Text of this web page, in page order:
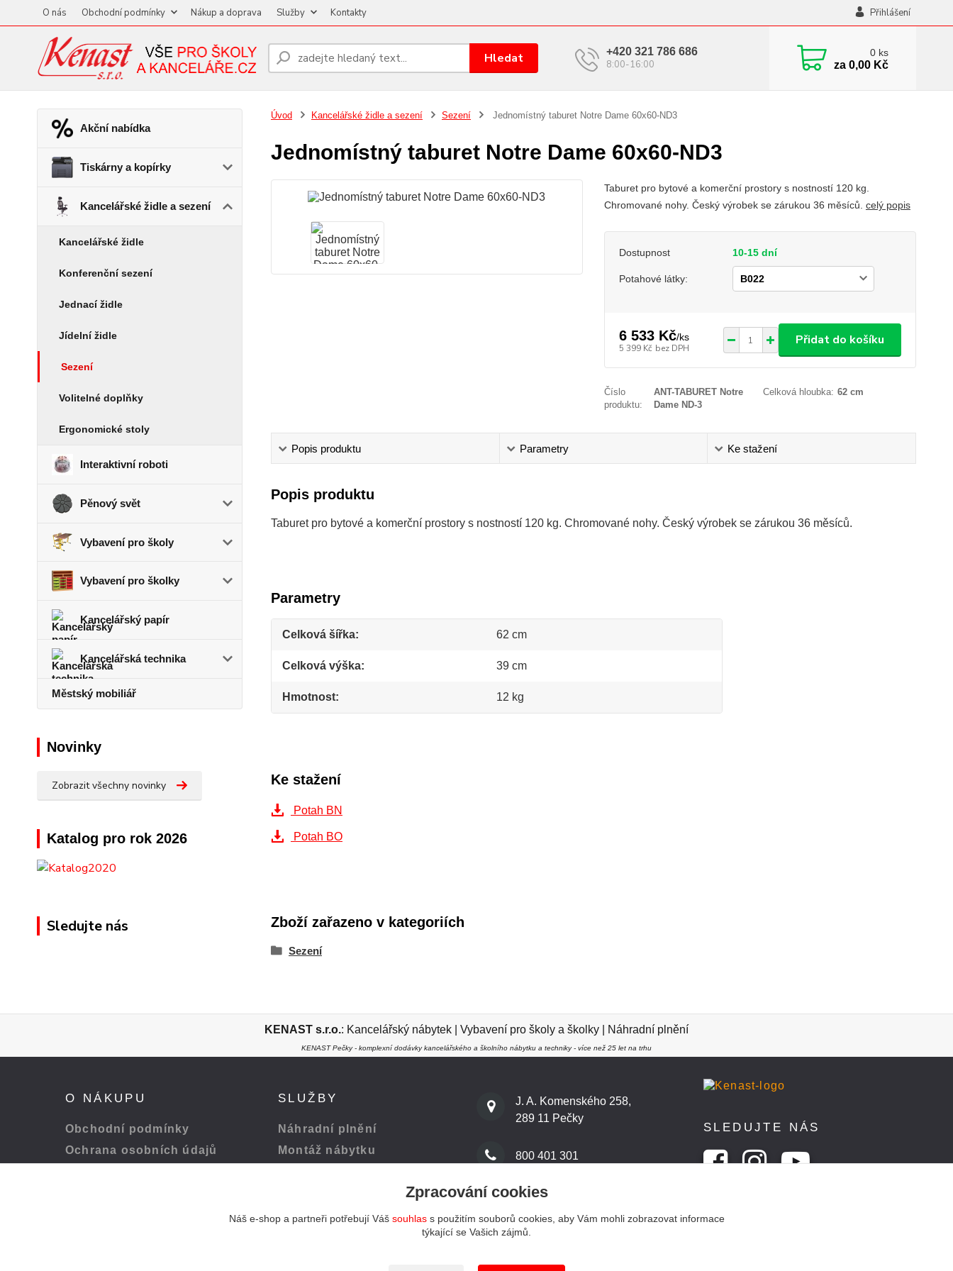
O nás Obchodní podmínky Nákup a doprava Služby Kontakty Přihlášení
Hledat +420 321 786 686
8:00-16:00
0 ks
za 0,00 Kč
Akční nabídka
Tiskárny a kopírky
Kancelářské židle a sezení
Kancelářské židle
Konferenční sezení
Jednací židle
Jídelní židle
Sezení
Volitelné doplňky
Ergonomické stoly
Interaktivní roboti
Pěnový svět
Vybavení pro školy
Vybavení pro školky
Kancelářský papír
Kancelářská technika
Městský mobiliář
Novinky
Zobrazit všechny novinky
Katalog pro rok 2026
Sledujte nás
Úvod Kancelářské židle a sezení Sezení Jednomístný taburet Notre Dame 60x60-ND3
Jednomístný taburet Notre Dame 60x60-ND3
Taburet pro bytové a komerční prostory s nostností 120 kg.
Chromované nohy. Český výrobek se zárukou 36 měsíců. celý popis
Dostupnost 10-15 dní
Potahové látky:
6 533 Kč/ks
5 399 Kč bez DPH
Přidat do košíku
Číslo
produktu:
ANT-TABURET Notre
Dame ND-3
Celková hloubka: 62 cm
Popis produktu Parametry Ke stažení
Popis produktu
Taburet pro bytové a komerční prostory s nostností 120 kg. Chromované nohy. Český výrobek se zárukou 36 měsíců.
Parametry
Celková šířka 62 cm
Celková výška 39 cm
Hmotnost 12 kg
Ke stažení
Potah BN
Potah BO
Zboží zařazeno v kategoriích
Sezení
KENAST s.r.o.: Kancelářský nábytek Vybavení pro školy a školky Náhradní plnění
KENAST Pečky - komplexní dodávky kancelářského a školního nábytku a techniky - více než 25 let na trhu
O NÁKUPU
Obchodní podmínky
Ochrana osobních údajů
SLUŽBY
Náhradní plnění
Montáž nábytku
J. A. Komenského 258,
289 11 Pečky
800 401 301
SLEDUJTE NÁS
Zpracování cookies
Náš e-shop a partneři potřebují Váš souhlass použitím souborů cookies, aby Vám mohli zobrazovat informace
týkající se Vašich zájmů.